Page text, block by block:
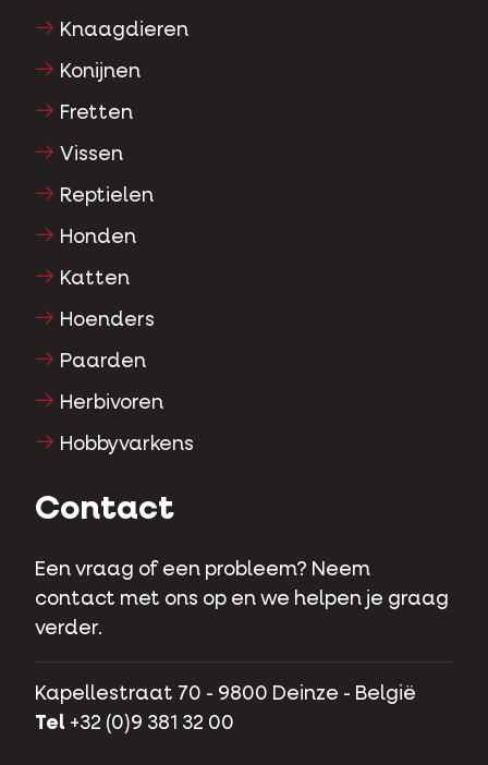
Knaagdieren
Konijnen
Fretten
Vissen
Reptielen
Honden
Katten
Hoenders
Paarden
Herbivoren
Hobbyvarkens
Contact
Een vraag of een probleem? Neem
contact met ons op en we helpen je graag
verder.
Kapellestraat 70 - 9800 Deinze - België
Tel +32 (0)9 381 32 00